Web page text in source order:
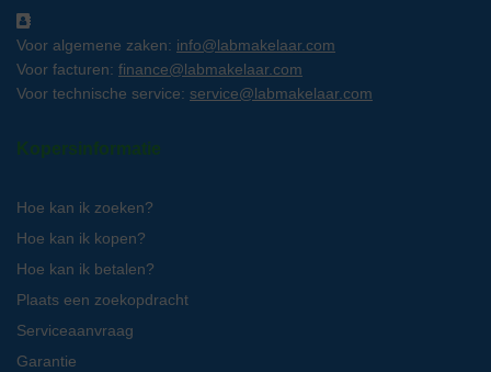
Voor algemene zaken: info@labmakelaar.com
Voor facturen: finance@labmakelaar.com
Voor technische service: service@labmakelaar.com
Kopersinformatie
Hoe kan ik zoeken?
Hoe kan ik kopen?
Hoe kan ik betalen?
Plaats een zoekopdracht
Serviceaanvraag
Garantie